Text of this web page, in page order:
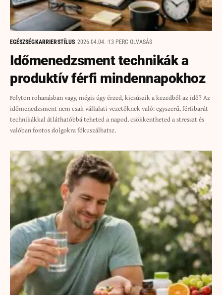
EGÉSZSÉGKARRIERSTÍLUS 2026.04.04. 13 PERC OLVASÁS
Időmenedzsment technikák a
produktív férfi mindennapokhoz
Folyton rohanásban vagy, mégis úgy érzed, kicsúszik a kezedből az idő? Az
időmenedzsment nem csak vállalati vezetőknek való: egyszerű, férfibarát
technikákkal átláthatóbbá teheted a napod, csökkentheted a stresszt és
valóban fontos dolgokra fókuszálhatsz.